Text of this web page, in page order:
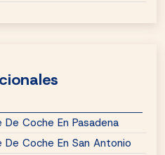
Coche En Pasadena
Coche En San Antonio